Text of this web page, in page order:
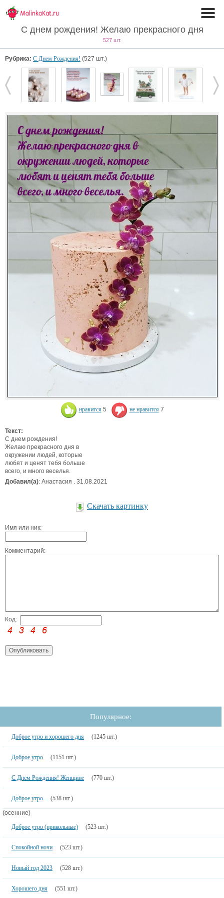
С днем рождения! Желаю прекрасного дня
527 шт.
Рубрика: С Днем Рождения! (527 шт.)
нравится 5 не нравится 7
Текст:
С днем рождения!
Желаю прекрасного дня в
окружении людей, которые
любят и ценят тебя больше
всего, и много веселья.
Добавил(а): Анастасия . 31.08.2021
Скачать картинку
Имя или ник:
Комментарий:
Код:
Популярное:
Доброе утро и хорошего дня (1245 шт.)
Доброе утро (1151 шт.)
С Днем Рождения! Женщине (770 шт.)
Доброе утро (538 шт.)
(осенние)
Доброе утро (прикольные)
(523 шт.)
Спокойной ночи (523 шт.)
Новый год 2023 (528 шт.)
Хорошего дня (551 шт.)